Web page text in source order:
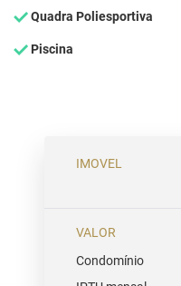
Quadra Poliesportiva
Piscina
IMOVEL
VALOR
Condomínio